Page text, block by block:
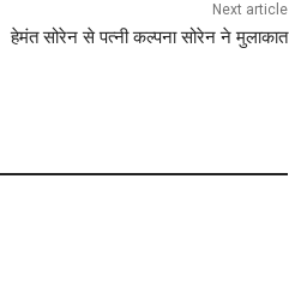
Next article
हेमंत सोरेन से पत्नी कल्पना सोरेन ने मुलाकात